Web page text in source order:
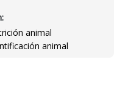
animal
animal